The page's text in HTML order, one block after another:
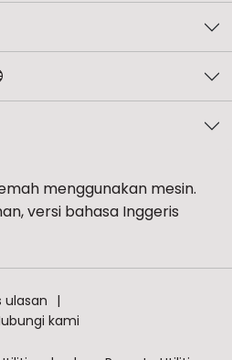
menggunakan mesin.
versi bahasa Inggeris
ulasan
kami